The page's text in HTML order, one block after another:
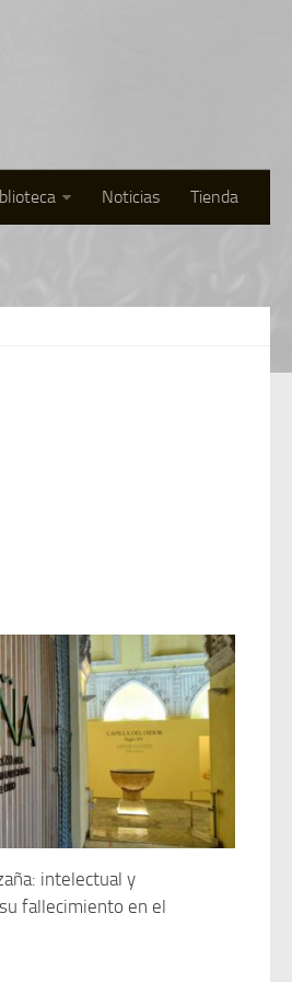
Noticias Tienda
intelectual y
fallecimiento en el